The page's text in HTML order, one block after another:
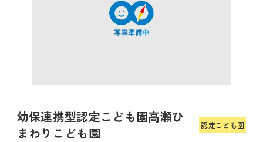
幼保連携型認定こども園高瀬ひ
まわりこども園
認定こども園